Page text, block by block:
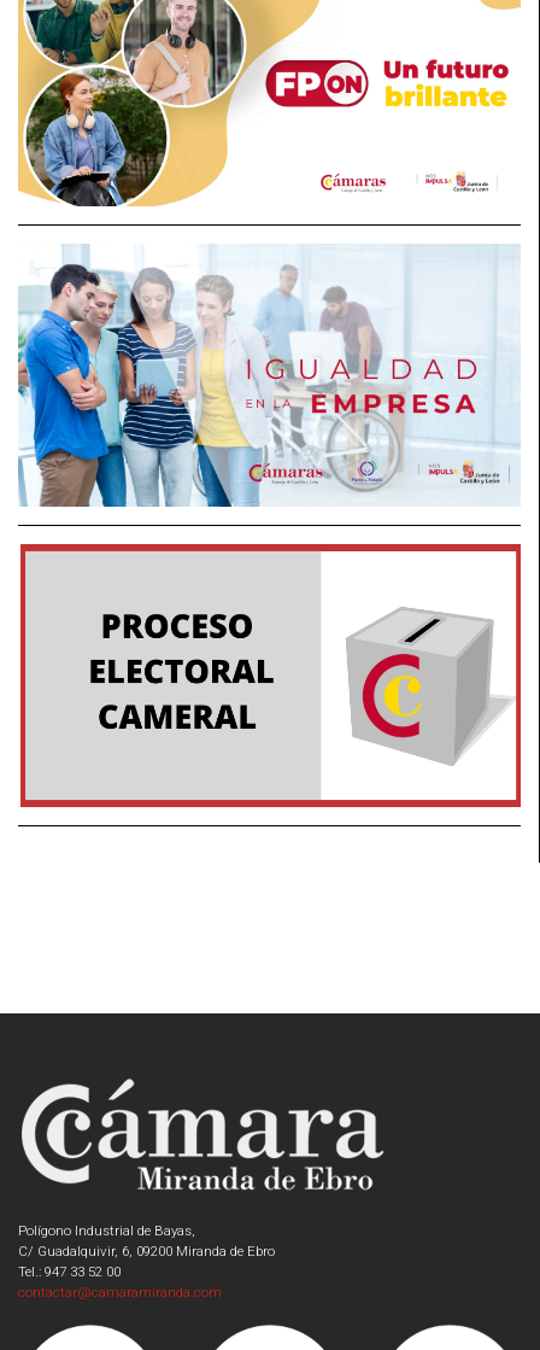
Polígono Industrial de Bayas,
C/ Guadalquivir, 6, 09200 Miranda de Ebro
Tel.: 947 33 52 00
contactar@camaramiranda.com